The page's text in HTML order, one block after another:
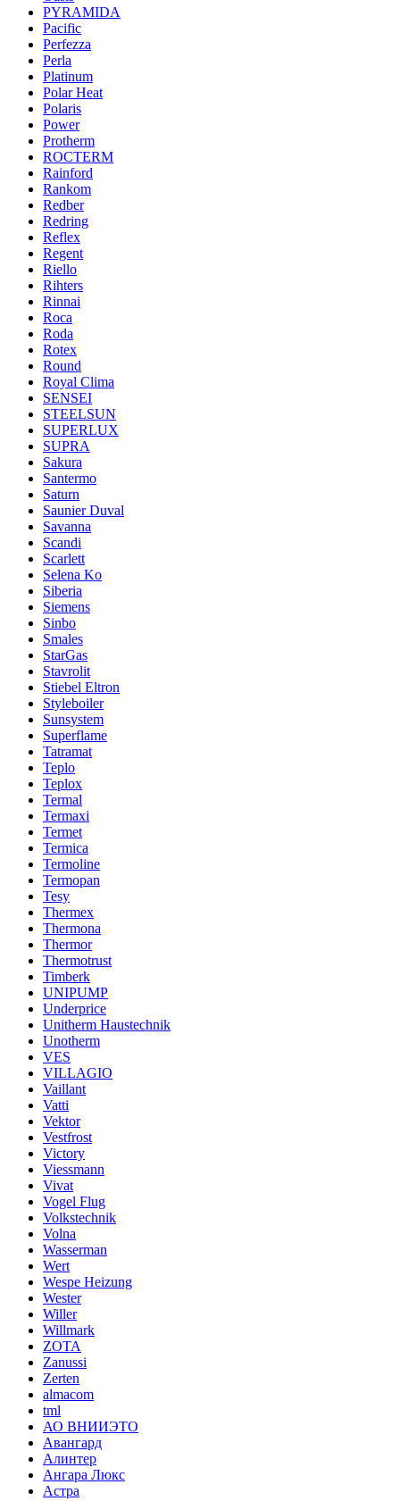
PYRAMIDA
Pacific
Perfezza
Perla
Platinum
Polar Heat
Polaris
Power
Protherm
ROCTERM
Rainford
Rankom
Redber
Redring
Reflex
Regent
Riello
Rihters
Rinnai
Roca
Roda
Rotex
Round
Royal Clima
SENSEI
STEELSUN
SUPERLUX
SUPRA
Sakura
Santermo
Saturn
Saunier Duval
Savanna
Scandi
Scarlett
Selena Ko
Siberia
Siemens
Sinbo
Smales
StarGas
Stavrolit
Stiebel Eltron
Styleboiler
Sunsystem
Superflame
Tatramat
Teplo
Teplox
Termal
Termaxi
Termet
Termica
Termoline
Termopan
Tesy
Thermex
Thermona
Thermor
Thermotrust
Timberk
UNIPUMP
Underprice
Unitherm Haustechnik
Unotherm
VES
VILLAGIO
Vaillant
Vatti
Vektor
Vestfrost
Victory
Viessmann
Vivat
Vogel Flug
Volkstechnik
Volna
Wasserman
Wert
Wespe Heizung
Wester
Willer
Willmark
ZOTA
Zanussi
Zerten
almacom
tml
АО ВНИИЭТО
Авангард
Алинтер
Ангара Люкс
Астра